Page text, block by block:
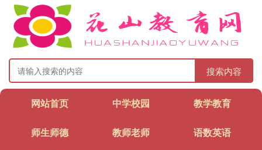
搜索内容
网站首页 中学校园 教学教育
师生师德 教师老师 语数英语